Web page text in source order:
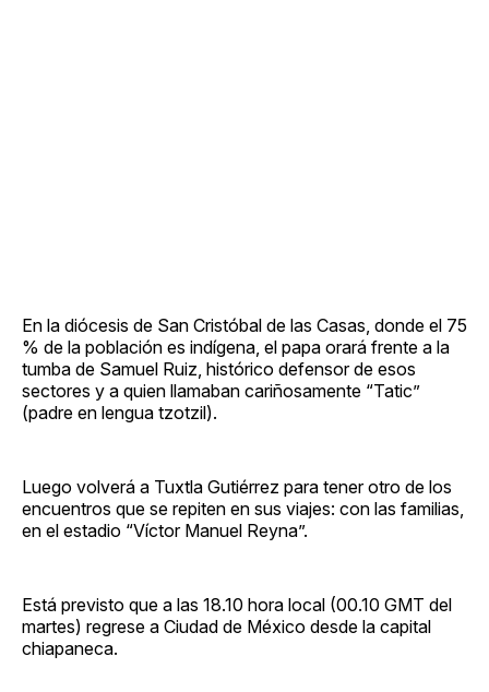
En la diócesis de San Cristóbal de las Casas, donde el 75
% de la población es indígena, el papa orará frente a la
tumba de Samuel Ruiz, histórico defensor de esos
sectores y a quien llamaban cariñosamente “Tatic”
(padre en lengua tzotzil).
Luego volverá a Tuxtla Gutiérrez para tener otro de los
encuentros que se repiten en sus viajes: con las familias,
en el estadio “Víctor Manuel Reyna”.
Está previsto que a las 18.10 hora local (00.10 GMT del
martes) regrese a Ciudad de México desde la capital
chiapaneca.